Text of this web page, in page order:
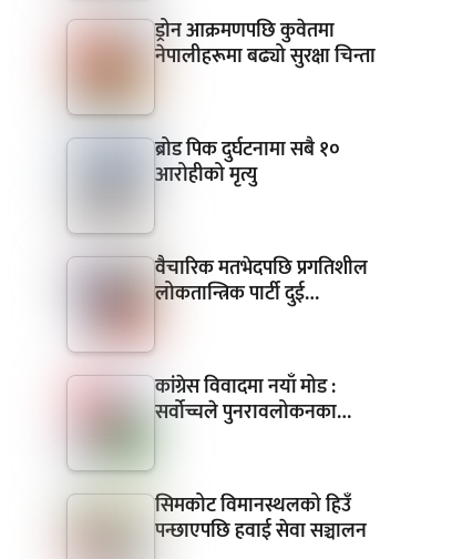
ड्रोन आक्रमणपछि कुवेतमा
नेपालीहरूमा बढ्यो सुरक्षा चिन्ता
ब्रोड पिक दुर्घटनामा सबै १०
आरोहीको मृत्यु
वैचारिक मतभेदपछि प्रगतिशील
लोकतान्त्रिक पार्टी दुई…
कांग्रेस विवादमा नयाँ मोड :
सर्वोच्चले पुनरावलोकनका…
सिमकोट विमानस्थलको हिउँ
पन्छाएपछि हवाई सेवा सञ्चालन